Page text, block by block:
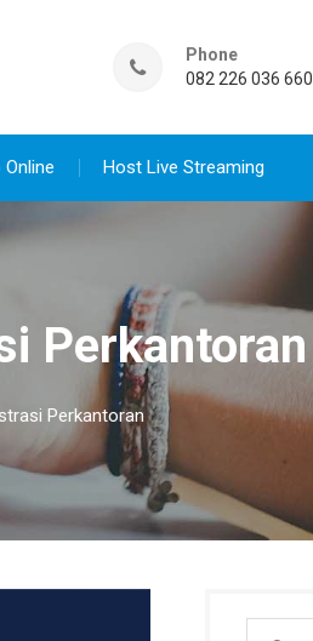
Phone
082 226 036 660
Host Live Streaming
Perkantoran
Perkantoran